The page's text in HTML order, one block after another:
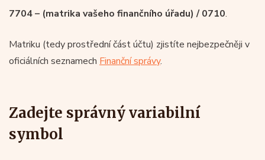
7704 – (matrika vašeho finančního úřadu) / 0710.
Matriku (tedy prostřední část účtu) zjistíte nejbezpečněji v
oficiálních seznamech Finanční správy.
Zadejte správný variabilní
symbol